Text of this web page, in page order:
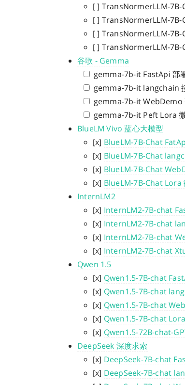
[ ] TransNormerLLM-7B-
[ ] TransNormerLLM-7B-
[ ] TransNormerLLM-7B-
[ ] TransNormerLLM-7B-
谷歌 - Gemma
gemma-7b-it FastApi 部
gemma-7b-it langchain
gemma-7b-it WebDemo
gemma-7b-it Peft Lora
BlueLM Vivo 蓝心大模型
[x] BlueLM-7B-Chat
[x] BlueLM-7B-Chat
[x] BlueLM-7B-Chat
[x] BlueLM-7B-Chat Lora
InternLM2
[x] InternLM2-7B-chat
[x] InternLM2-7B-chat
[x] InternLM2-7B-chat
[x] InternLM2-7B-chat
Qwen 1.5
[x] Qwen1.5-7B-chat
[x] Qwen1.5-7B-chat
[x] Qwen1.5-7B-chat
[x] Qwen1.5-7B-chat
[x] Qwen1.5-72B-chat-
DeepSeek 深度求索
[x] DeepSeek-7B-chat
[x] DeepSeek-7B-chat